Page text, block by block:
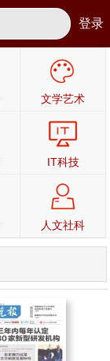
登录
文学艺术
IT科技
人文社科